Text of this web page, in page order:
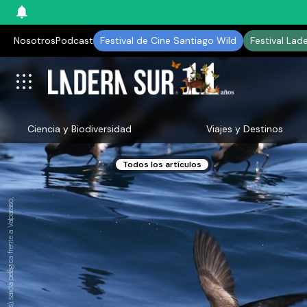
NosotrosPodcast Festival de Cine Santiago Wild Festival
Ciencia y Biodiversidad Viajes y Destinos
Todos los artículos